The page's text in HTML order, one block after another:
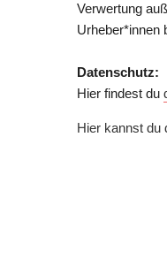
Verwertung
Urheber*innen
Datenschutz:
Hier findest du
Hier kannst du